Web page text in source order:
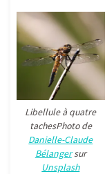
Libellule à quatre
tachesPhoto de
Danielle-Claude
Bélangersur
Unsplash